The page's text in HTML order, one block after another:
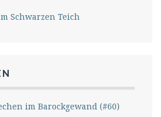
Schwarzen Teich
im Barockgewand (#60)